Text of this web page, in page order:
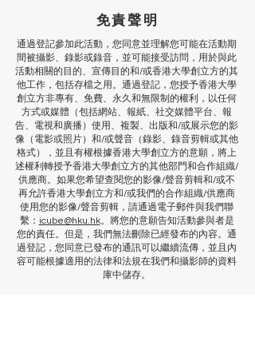
免責聲明
通過登記參加此活動，您同意並理解您可能在活動期
間被攝影、錄影或錄音，並可能接受訪問，用於與此
活動相關的目的、宣傳目的和/或香港大學創立方的其
他工作，包括存檔之用。通過登記，您授予香港大學
創立方非專有、免費、永久和無限制的權利，以任何
方式或媒體（包括網站、報紙、社交媒體平台、報
告、電視和廣播）使用、複製、出版和/或展示您的影
像（電影或照片）和/或聲音（錄影、錄音剪輯或其他
格式），並且有權根據香港大學創立方的意願，將上
述權利轉授予香港大學創立方的其他部門和合作組織/
供應商。如果您希望查閱您的影像/聲音剪輯和/或不
再允許香港大學創立方和/或我們的合作組織/供應商
使用您的影像/聲音剪輯，請通過電子郵件與我們聯
繫： icube@hku.hk。將您的意願告知活動參與者是
您的責任。但是，我們無法刪除已經發布的內容。通
過登記，您同意已發布的通訊可以繼續流傳，並且內
容可能根據適用的法律和法規在我們和攝影師的資料
庫中儲存。